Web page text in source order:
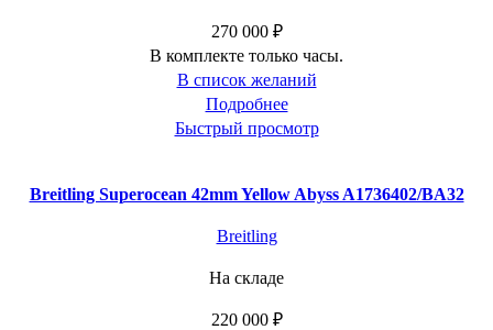
270 000 ₽
В комплекте только часы.
В список желаний
Подробнее
Быстрый просмотр
Breitling Superocean 42mm Yellow Abyss A1736402/BA32
Breitling
На складе
220 000 ₽